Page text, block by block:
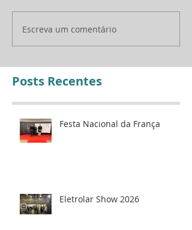
Eletrolar Show 2026
Escreva um comentário
Posts Recentes
Festa Nacional da França
Eletrolar Show 2026